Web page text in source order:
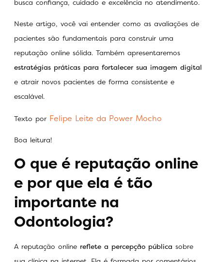
busca confiança, cuidado e excelência no atendimento.
Neste artigo, você vai entender como as avaliações de
pacientes são fundamentais para construir uma
reputação online sólida. Também apresentaremos
estratégias práticas para fortalecer sua imagem digital
e atrair novos pacientes de forma consistente e
escalável.
Texto por Felipe Leite da Power Mocho
Boa leitura!
O que é reputação online
e por que ela é tão
importante na
Odontologia?
A reputação online reflete a percepção pública sobre